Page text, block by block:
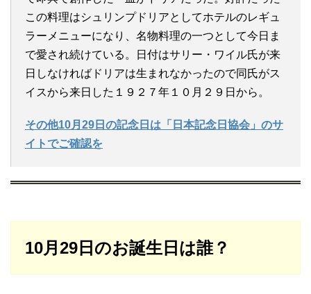
この料理はシュリンプドリアとしてホテルのレギュ
ラーメニューになり、名物料理の一つとして今日ま
で愛され続けている。日付はサリー・ワイル氏が来
日しなければドリアは生まれなかったので同氏がス
イスから来日した１９２７年１０月２９日から。
その他10月29日の記念日は「日本記念日協会」のサ
イトでご確認を
10月29日のお誕生日は誰？